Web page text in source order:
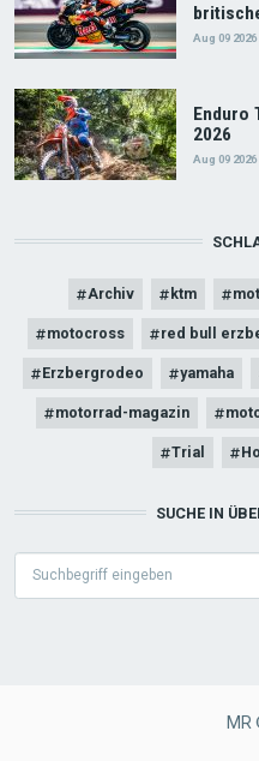
Aug 09
Enduro
2026
Aug 09
Archiv ktm
motocross red bull
Erzbergrodeo yamaha
motorrad-magazin
Trial
SUCHE IN
MR